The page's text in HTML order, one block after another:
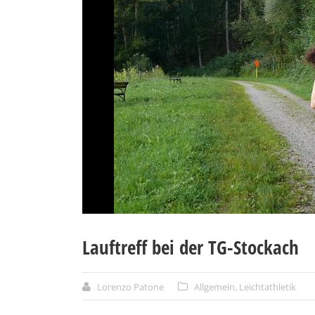
Lauftreff bei der TG-Stockach
Lorenzo Patone Allgemein, Leichtathletik